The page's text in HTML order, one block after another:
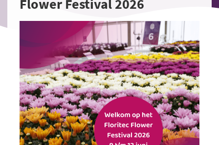
Flower Festival 2026